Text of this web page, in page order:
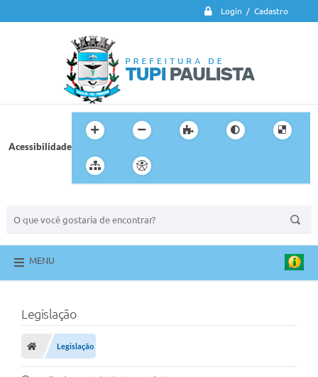
Login / Cadastro
Acessibilidade
MENU
Legislação
Legislação